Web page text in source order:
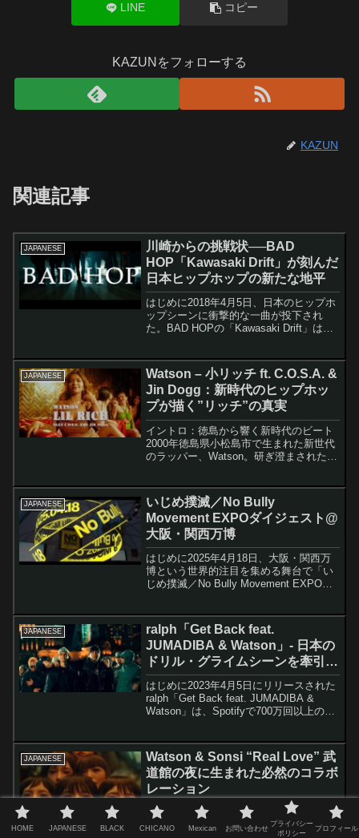
LINE コピー
KAZUNをフォローする
KAZUN
関連記事
JAPANESE
川崎からの挑戦状──BAD
HOP「Kawasaki Drift」が刻んだ
日本ヒップホップの新たな地平
はじめに2018年4月5日、日本のヒップホ
ップシーンに衝撃的な一曲が投下され
た。BAD HOPの「Kawasaki Drift」は、
者たちの野心と情熱を凝縮した現代の
讃...
JAPANESE
Watson – 小リッチ ft. C.O.S.A. &
Jin Dogg：新時代のヒップホッ
プが描く”リッチ”の真実
イントロ：徳島から響く新時代のビート
2000年徳島県小松島市で生まれた新世代
のラッパー、Watson。研ぎ澄まされたラ
アルバム『Soul Quake』（2023年）か
ら...
JAPANESE
いじめ撲滅／No Bully
Movement EXPOダイジェスト@
大阪・関西万博
はじめに2025年4月18日、大阪・関西万
博という世界的注目を集める舞台で「い
じめ撲滅／No Bully Movement EXPO」
Movement」の軌跡と、...
JAPANESE
ralph「Get Back feat.
JUMADIBA & Watson」- 日本の
ドリル・グライムシーンを牽引す
る話題作
はじめに2023年4月5日にリリースされた
ralph「Get Back feat. JUMADIBA &
Watson」は、Spotifyで700万回以上の再
JUMAD...
JAPANESE
Watson & Sonsi “Real Love” 武
道館の夜に生まれた必然のコラボ
レーション
ラッパー・WatsonとSonsiによるダブル
ネームシングル「Real Love」が、2026
HOME JAPANESE BLACK CHICANO Mexican お問い合わせ
プライバシー
ポリシー
プロフィール